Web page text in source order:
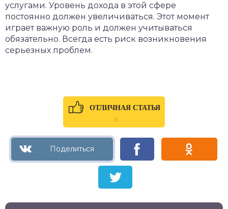
услугами. Уровень дохода в этой сфере
постоянно должен увеличиваться. Этот момент
играет важную роль и должен учитываться
обязательно. Всегда есть риск возникновения
серьезных проблем.
ОТЛИЧНАЯ СТАТЬЯ
0